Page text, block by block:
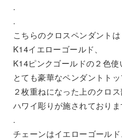
.
.
こちらのクロスペンダントは
K14イエローゴールド、
K14ピンクゴールドの２色使
とても豪華なペンダントト
２枚重ねになった上のクロ
ハワイ彫りが施されておりま
.
チェーンはイエローゴール